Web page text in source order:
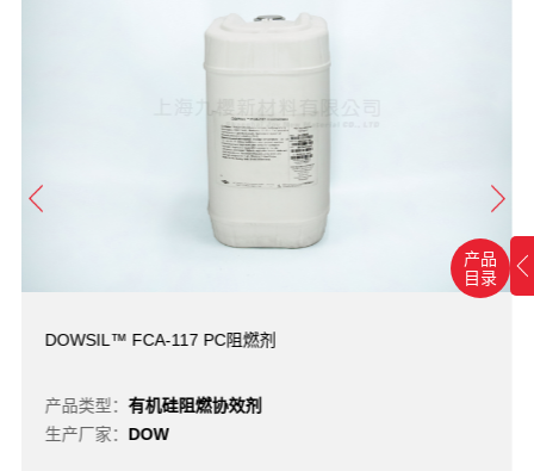
产品
目录
DOWSIL™ FCA-117 PC阻燃剂
产品类型：有机硅阻燃协效剂
生产厂家： DOW